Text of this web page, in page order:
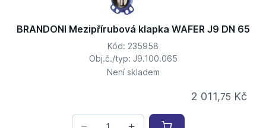
BRANDONI Mezipřírubová klapka WAFER J9 DN 65
Kód: 235958
Obj.č./typ: J9.100.065
Není skladem
2 011,75 Kč